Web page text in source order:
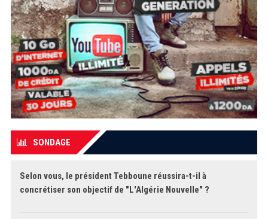
SONDAGE
Selon vous, le président Tebboune réussira-t-il à
concrétiser son objectif de "L'Algérie Nouvelle" ?